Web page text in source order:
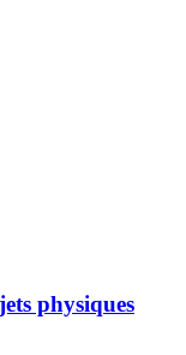
physiques